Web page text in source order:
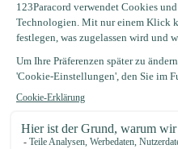
support@123paracord.de
Kategorien
Informationen